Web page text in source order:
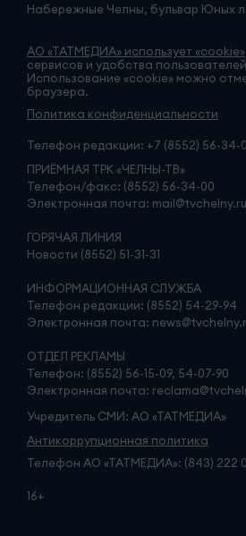
Набережные Челны, бульвар Юных
АО «ТАТМЕДИА» использует «cookie»
сервисов и удобства
Использование «cookie» можно
браузера.
Политика конфиденциальности
Телефон редакции: +7 (8552) 56-34-
ПРИЁМНАЯ ТРК «ЧЕЛНЫ-ТВ»
Телефон/факс: (8552) 56-34-00
Электронная почта: mail@tvchelny.ru
ГОРЯЧАЯ ЛИНИЯ
Новости (8552) 51-31-31
ИНФОРМАЦИОННАЯ СЛУЖБА
Телефон редакции: (8552) 54-29-94
Электронная почта:
ОТДЕЛ РЕКЛАМЫ
Телефон: (8552) 56-15-09, 54-07-90
Электронная почта:
Учредитель СМИ: АО «ТАТМЕДИА»
Антикоррупционная политика
Телефон АО «ТАТМЕДИА»: (843) 222
16+